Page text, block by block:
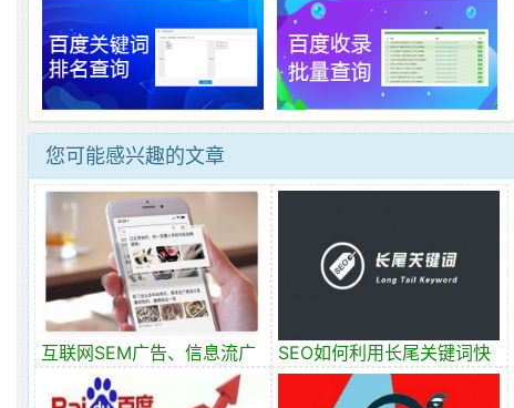
您可能感兴趣的文章
互联网SEM广告、信息流广
告、DSP广告、网盟
SEO如何利用长尾关键词快
速获取排名？